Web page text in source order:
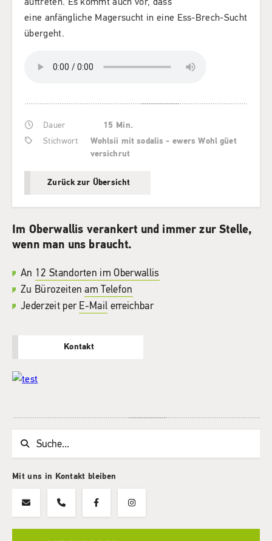
eine anfängliche Magersucht in eine Ess-Brech-Sucht
übergeht.
Dauer
15 Min.
Stichwort
Wohlsii mit sodalis - ewers Wohl güet
versichrut
Zurück zur Übersicht
Im Oberwallis verankert und immer zur Stelle,
wenn man uns braucht.
An 12 Standorten im Oberwallis
Zu Bürozeitenam Telefon
Jederzeit per E-Mail erreichbar
Kontakt
Suchwort
Mit uns in Kontakt bleiben